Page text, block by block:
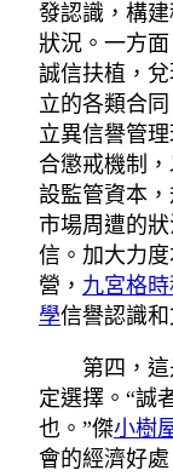
發認識，構
狀況。一方
誠信扶植，
立的各類合
立異信譽管
合懲戒機制
設監管資本
市場周遭的
信。加大力
營， 九宮格
學信譽認識和
第四，
定選擇。“誠
也。”傑小樹
會的經濟好